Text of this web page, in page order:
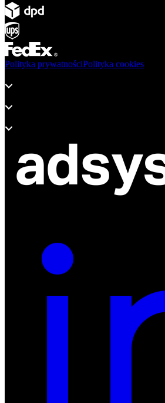
Polityka prywatnościPolityka cookies